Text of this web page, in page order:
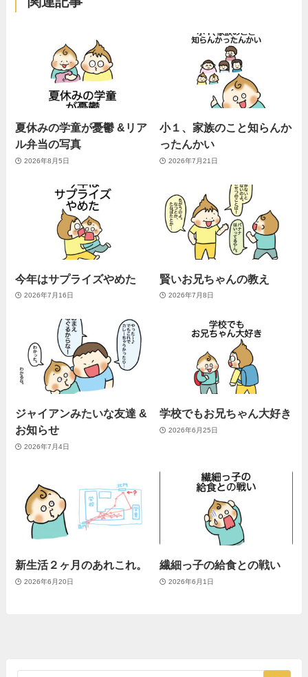
夏休みの学童が憂鬱 &リア
ル弁当の写真
2026年8月5日
小１、家族のこと知らんか
ったんかい
2026年7月21日
今年はサプライズやめた
2026年7月16日
賢いお兄ちゃんの教え
2026年7月8日
ジャイアンみたいな友達 &
お知らせ
2026年7月4日
学校でもお兄ちゃん大好き
2026年6月25日
新生活２ヶ月のあれこれ。
2026年6月20日
繊細っ子の給食との戦い
2026年6月1日